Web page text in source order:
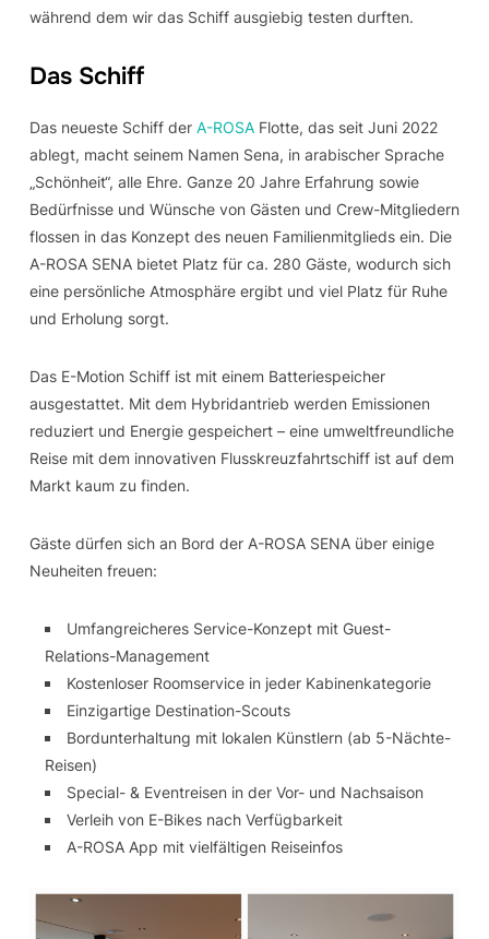
während dem wir das Schiff ausgiebig testen durften.
Das Schiff
Das neueste Schiff der A-ROSAFlotte, das seit Juni 2022
ablegt, macht seinem Namen Sena, in arabischer Sprache
„Schönheit“, alle Ehre. Ganze 20 Jahre Erfahrung sowie
Bedürfnisse und Wünsche von Gästen und Crew-Mitgliedern
flossen in das Konzept des neuen Familienmitglieds ein. Die
A-ROSA SENA bietet Platz für ca. 280 Gäste, wodurch sich
eine persönliche Atmosphäre ergibt und viel Platz für Ruhe
und Erholung sorgt.
Das E-Motion Schiff ist mit einem Batteriespeicher
ausgestattet. Mit dem Hybridantrieb werden Emissionen
reduziert und Energie gespeichert – eine umweltfreundliche
Reise mit dem innovativen Flusskreuzfahrtschiff ist auf dem
Markt kaum zu finden.
Gäste dürfen sich an Bord der A-ROSA SENA über einige
Neuheiten freuen:
Umfangreicheres Service-Konzept mit Guest-
Relations-Management
Kostenloser Roomservice in jeder Kabinenkategorie
Einzigartige Destination-Scouts
Bordunterhaltung mit lokalen Künstlern (ab 5-Nächte-
Reisen)
Special- & Eventreisen in der Vor- und Nachsaison
Verleih von E-Bikes nach Verfügbarkeit
A-ROSA App mit vielfältigen Reiseinfos